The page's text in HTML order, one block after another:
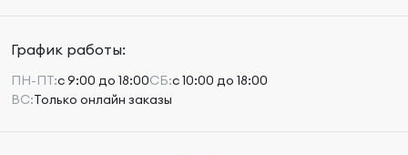
График работы:
ПН-ПТ:с 9:00 до 18:00СБ:с 10:00 до 18:00
ВС:Только онлайн заказы